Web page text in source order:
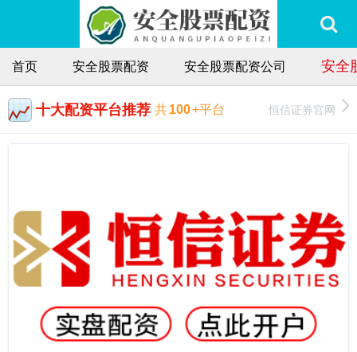
首页 安全股票配资 安全股票配资公司 安全
十大配资平台推荐 共100+平台 恒信证券官网